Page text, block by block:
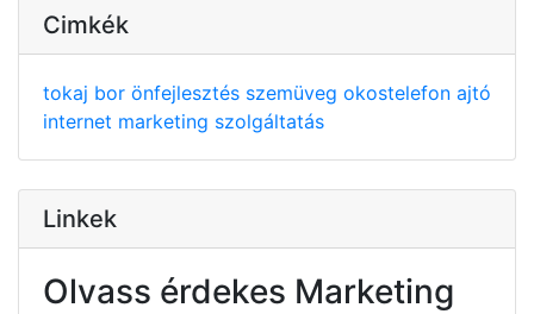
Cimkék
tokaj bor önfejlesztés szemüveg okostelefon ajtó
internet marketing szolgáltatás
Linkek
Olvass érdekes Marketing